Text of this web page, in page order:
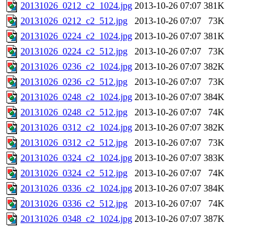
20131026_0212_c2_1024.jpg 2013-10-26 07:07 381K
20131026_0212_c2_512.jpg
2013-10-26 07:07
73K
20131026_0224_c2_1024.jpg 2013-10-26 07:07 381K
20131026_0224_c2_512.jpg
2013-10-26 07:07
73K
20131026_0236_c2_1024.jpg 2013-10-26 07:07 382K
20131026_0236_c2_512.jpg
2013-10-26 07:07
73K
20131026_0248_c2_1024.jpg 2013-10-26 07:07 384K
20131026_0248_c2_512.jpg
2013-10-26 07:07
74K
20131026_0312_c2_1024.jpg 2013-10-26 07:07 382K
20131026_0312_c2_512.jpg
2013-10-26 07:07
73K
20131026_0324_c2_1024.jpg 2013-10-26 07:07 383K
20131026_0324_c2_512.jpg
2013-10-26 07:07
74K
20131026_0336_c2_1024.jpg 2013-10-26 07:07 384K
20131026_0336_c2_512.jpg
2013-10-26 07:07
74K
20131026_0348_c2_1024.jpg 2013-10-26 07:07 387K